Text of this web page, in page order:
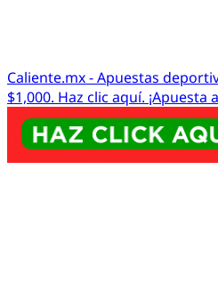
Caliente.mx - Apuestas
$1,000. Haz clic aquí. ¡Apuesta